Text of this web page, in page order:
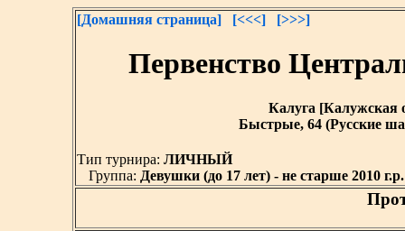
[Домашняя страница] [<<<] [>>>]
Первенство
Калуга [Калужская
Быстрые, 64 (Русские
Тип турнира: ЛИЧНЫЙ
Группа: Девушки (до 17 лет) - не старше 2010 г.р.